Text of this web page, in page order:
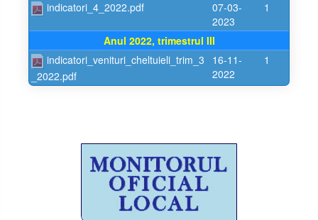
indicatori_4_2022.pdf
07-03-
2023
1
Anul 2022, trimestrul III
indicatori_venituri_cheltuieli_trim_3
_2022.pdf
16-11-
2022
1